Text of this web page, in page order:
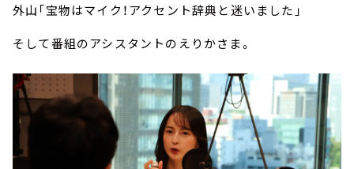
外山「宝物はマイク！アクセント辞典と迷いました」
そして番組のアシスタントのえりかさま。